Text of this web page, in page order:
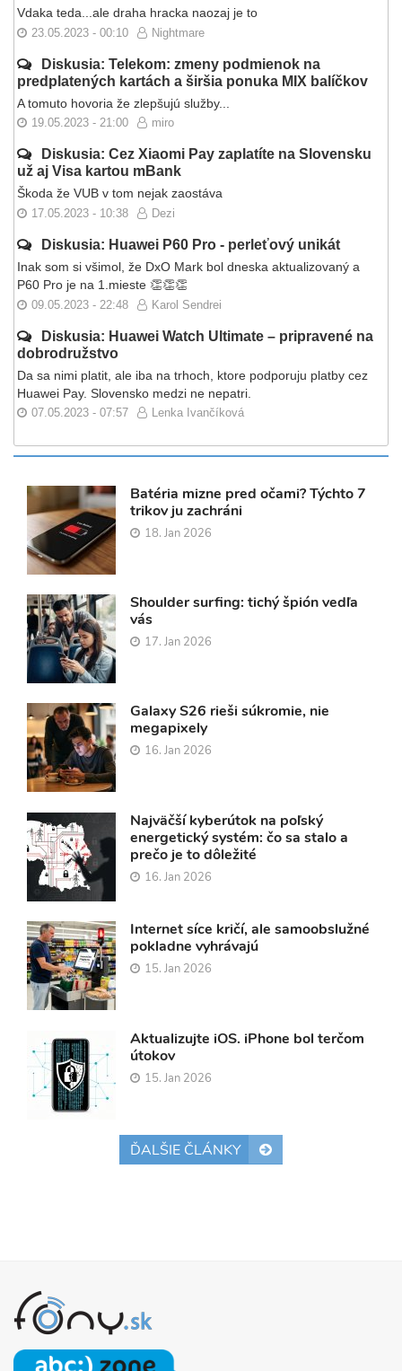
Vdaka teda...ale draha hracka naozaj je to
23.05.2023 - 00:10 Nightmare
Diskusia: Telekom: zmeny podmienok na
predplatených kartách a širšia ponuka MIX balíčkov
A tomuto hovoria že zlepšujú služby...
19.05.2023 - 21:00 miro
Diskusia: Cez Xiaomi Pay zaplatíte na Slovensku
už aj Visa kartou mBank
Škoda že VUB v tom nejak zaostáva
17.05.2023 - 10:38 Dezi
Diskusia: Huawei P60 Pro - perleťový unikát
Inak som si všimol, že DxO Mark bol dneska aktualizovaný a
P60 Pro je na 1.mieste 👏👏👏
09.05.2023 - 22:48 Karol Sendrei
Diskusia: Huawei Watch Ultimate – pripravené na
dobrodružstvo
Da sa nimi platit, ale iba na trhoch, ktore podporuju platby cez
Huawei Pay. Slovensko medzi ne nepatri.
07.05.2023 - 07:57 Lenka Ivančíková
Batéria mizne pred očami? Týchto 7
trikov ju zachráni
18. Jan 2026
Shoulder surfing: tichý špión vedľa
vás
17. Jan 2026
Galaxy S26 rieši súkromie, nie
megapixely
16. Jan 2026
Najväčší kyberútok na poľský
energetický systém: čo sa stalo a
prečo je to dôležité
16. Jan 2026
Internet síce kričí, ale samoobslužné
pokladne vyhrávajú
15. Jan 2026
Aktualizujte iOS. iPhone bol terčom
útokov
15. Jan 2026
ĎALŠIE ČLÁNKY